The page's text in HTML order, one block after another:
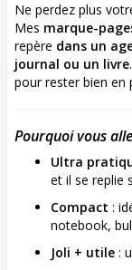
Ne perdez plus
Mes marque-
repère dans un
journal ou un livre
pour rester bien en
Pourquoi vous
Ultra
et il se replie
Compact :
notebook,
Joli + utile :